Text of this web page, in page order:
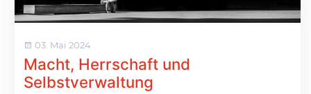
03. Mai 2024
Macht, Herrschaft und
Selbstverwaltung